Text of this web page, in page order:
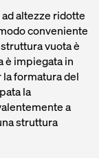
altezze ridotte
conveniente
vuota è
è impiegata in
formatura del
la
a
struttura